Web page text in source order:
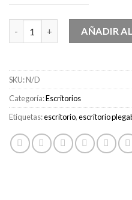
Escritorio Nord cantidad
AÑADIR
SKU:N/D
Categoría:Escritorios
Etiquetas:escritorio,escritorio